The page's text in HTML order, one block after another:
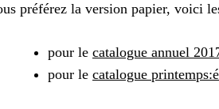
préférez la version papier, voici
pour le catalogue annuel
pour le catalogue